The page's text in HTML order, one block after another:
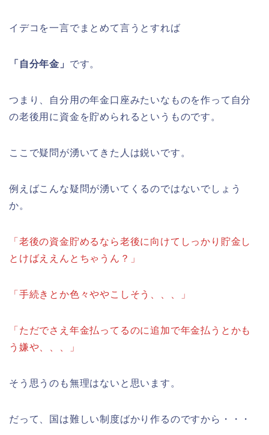
イデコを一言でまとめて言うとすれば
「自分年金」 です。
つまり、自分用の年金口座みたいなものを作って自分
の老後用に資金を貯められるというものです。
ここで疑問が湧いてきた人は鋭いです。
例えばこんな疑問が湧いてくるのではないでしょう
か。
「老後の資金貯めるなら老後に向けてしっかり貯金し
とけばええんとちゃうん？」
「手続きとか色々ややこしそう、、、」
「ただでさえ年金払ってるのに追加で年金払うとかも
う嫌や、、、」
そう思うのも無理はないと思います。
だって、国は難しい制度ばかり作るのですから・・・